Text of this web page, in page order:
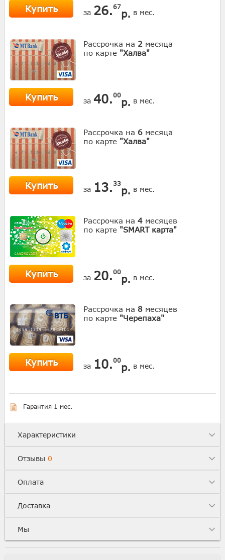
Купить за 26.67
р. в мес.
Рассрочка на 2 месяца
по карте "Халва"
Купить за 40.00
р. в мес.
Рассрочка на 6 месяца
по карте "Халва"
Купить за 13. 33
р. в мес.
Рассрочка на 4 месяцев
по карте "SMART карта"
Купить за 20.00
р. в мес.
Рассрочка на 8 месяцев
по карте "Черепаха"
Купить за 10.00
р. в мес.
Гарантия 1 мес.
Характеристики
Отзывы 0
Оплата
Доставка
Мы